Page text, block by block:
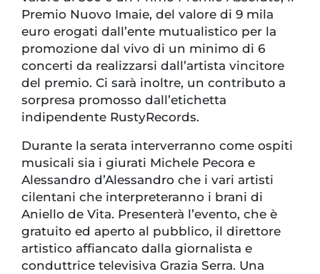
Premio Nuovo Imaie, del valore di 9 mila
euro erogati dall’ente mutualistico per la
promozione dal vivo di un minimo di 6
concerti da realizzarsi dall’artista vincitore
del premio. Ci sarà inoltre, un contributo a
sorpresa promosso dall’etichetta
indipendente RustyRecords.
Durante la serata interverranno come ospiti
musicali sia i giurati Michele Pecora e
Alessandro d’Alessandro che i vari artisti
cilentani che interpreteranno i brani di
Aniello de Vita. Presenterà l’evento, che è
gratuito ed aperto al pubblico, il direttore
artistico affiancato dalla giornalista e
conduttrice televisiva Grazia Serra. Una